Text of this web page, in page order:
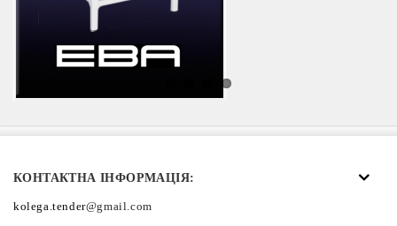
КОНТАКТНА ІНФОРМАЦІЯ:
kolega.tender@gmail.com
13.09.2018